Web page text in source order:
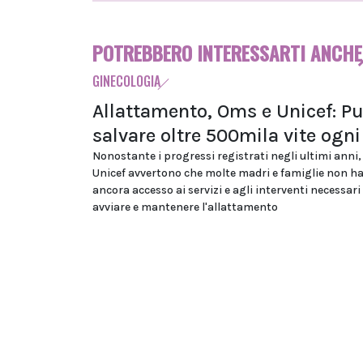
POTREBBERO INTERESSARTI ANCHE
GINECOLOGIA
Allattamento, Oms e Unicef:
salvare oltre 500mila vite
Nonostante i progressi registrati negli ultimi anni,
Unicef avvertono che molte madri e famiglie non
ancora accesso ai servizi e agli interventi necessari
avviare e mantenere l'allattamento